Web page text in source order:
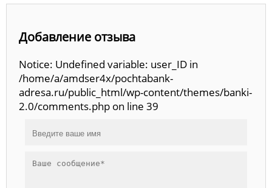
Добавление отзыва
Notice: Undefined variable: user_ID in
/home/a/amdser4x/pochtabank-
adresa.ru/public_html/wp-content/themes/banki-
2.0/comments.php on line 39